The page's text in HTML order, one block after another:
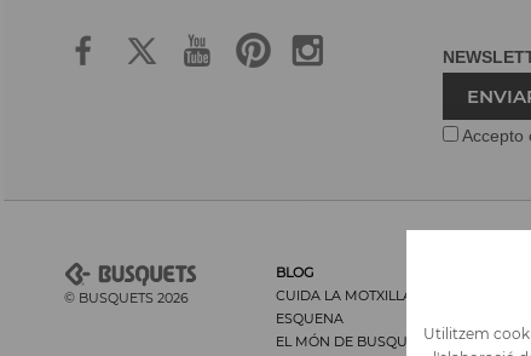
Utilitzem
Accepto
© BUSQUETS 2026
BLOG
CUIDA LA MOTXILLA I LA SEVA
ESQUENA
EL MÓN DE BUSQUETS